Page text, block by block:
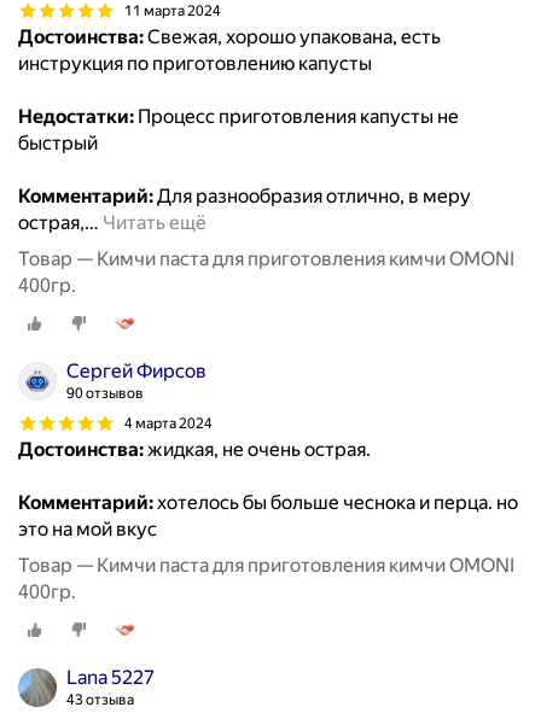
11 марта 2024
Достоинства:Свежая, хорошо упакована, есть
инструкция по приготовлению капусты
Недостатки: Процесс приготовления капусты не
быстрый
Комментарий:Для разнообразия отлично, в меру
острая,… Читать ещё
Товар — Кимчи паста для приготовления кимчи OMONI
400гр.
Сергей Фирсов
90 отзывов
4 марта 2024
Достоинства:жидкая, не очень острая.
Комментарий:хотелось бы больше чеснока и перца. но
это на мой вкус
Товар — Кимчи паста для приготовления кимчи OMONI
400гр.
Lana 5227
43 отзыва